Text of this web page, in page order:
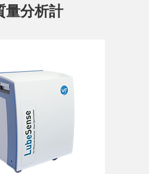
量分析計